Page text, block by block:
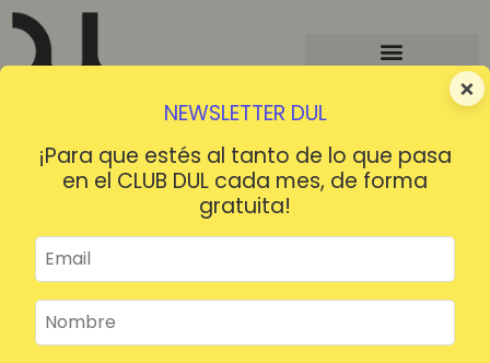
×
NEWSLETTER DUL
¡Para que estés al tanto de lo que pasa
en el CLUB DUL cada mes, de forma
gratuita!
¡HOLA!